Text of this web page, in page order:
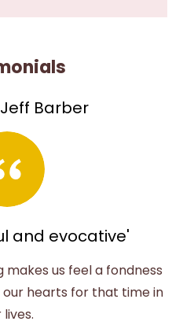
Barber
and evocative'
makes us feel a fondness
hearts for that time in
lives.